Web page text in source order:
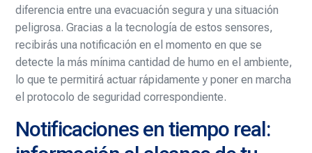
diferencia entre una evacuación segura y una situación
peligrosa. Gracias a la tecnología de estos sensores,
recibirás una notificación en el momento en que se
detecte la más mínima cantidad de humo en el ambiente,
lo que te permitirá actuar rápidamente y poner en marcha
el protocolo de seguridad correspondiente.
Notificaciones en tiempo real: